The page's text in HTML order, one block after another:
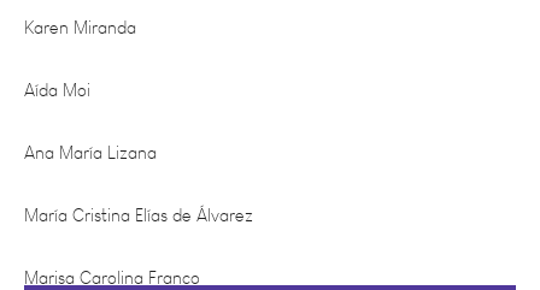
Aída Moi
Ana María Lizana
María Cristina Elías de Álvarez
Marisa Carolina Franco